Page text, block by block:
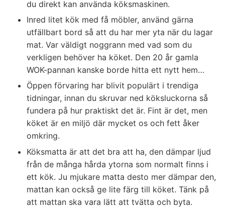
du direkt kan använda köksmaskinen.
Inred litet kök med få möbler, använd gärna
utfällbart bord så att du har mer yta när du lagar
mat. Var väldigt noggrann med vad som du
verkligen behöver ha köket. Den 20 år gamla
WOK-pannan kanske borde hitta ett nytt hem…
Öppen förvaring har blivit populärt i trendiga
tidningar, innan du skruvar ned köksluckorna så
fundera på hur praktiskt det är. Fint är det, men
köket är en miljö där mycket os och fett åker
omkring.
Köksmatta är att det bra att ha, den dämpar ljud
från de många hårda ytorna som normalt finns i
ett kök. Ju mjukare matta desto mer dämpar den,
mattan kan också ge lite färg till köket. Tänk på
att mattan ska vara lätt att tvätta och byta.